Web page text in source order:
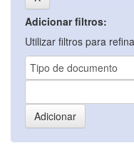
Adicionar filtros:
Utilizar filtros para